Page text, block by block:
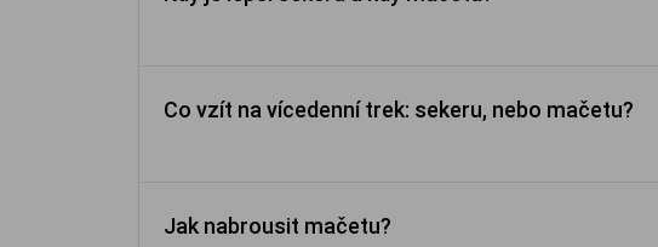
Co vzít na vícedenní trek: sekeru, nebo mačetu?
Jak nabrousit mačetu?